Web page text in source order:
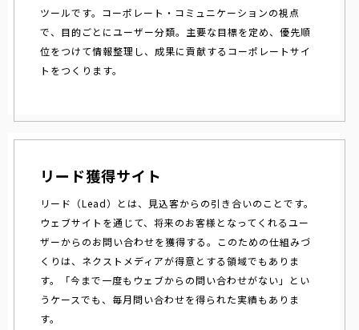
ツールです。コーポレート・コミュニケーションの視点
で、目的ごとにユーザー分類。主要な目標を定め、優先順
位をつけて情報整理し、成果に貢献するコーポレートサイ
トをつくります。
リード獲得サイト
リード（Lead）とは、見込客からの引き合いのことです。
ウェブサイトを通じて、将来のお客様となってくれるユー
ザーからのお問い合わせを獲得する。このための仕組みづ
くりは、ネクストメディアが得意とする領域でもありま
す。「今まで一度もウェブからの問い合わせがない」とい
うケースでも、毎月問い合わせを得られた実績もありま
す。